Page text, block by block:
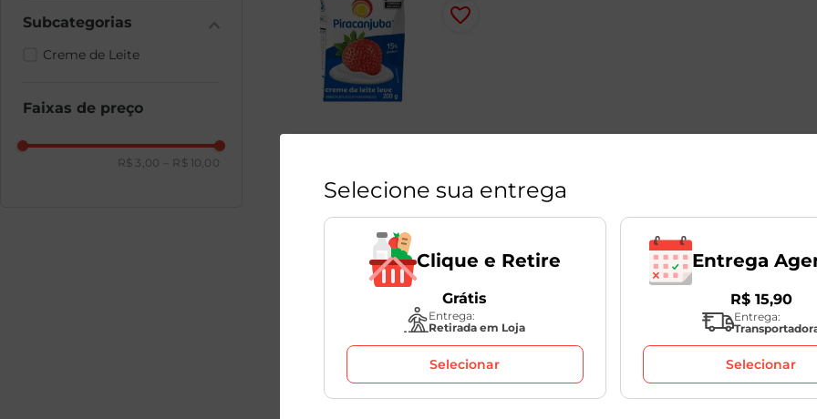
Creme de Leite
Faixas de preço
R$ 3,00 R$ 10,00
UnidadeSelecione sua entrega
Clique e Retire
Grátis
Entrega:
Retirada em Loja
Selecionar
Entrega
R$ 15,90
Entrega:
Selecionar